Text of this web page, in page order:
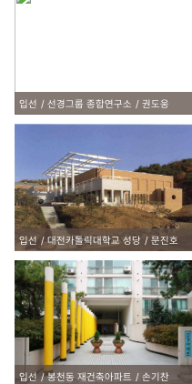
입선 선경그룹 종합연구소 권도웅
입선 대전카톨릭대학교 성당 문진호
입선 봉천동 재건축아파트 손기찬